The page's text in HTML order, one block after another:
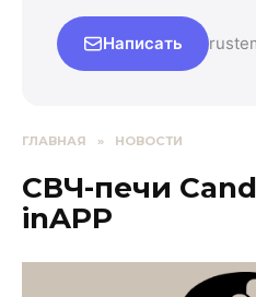
Написать
ГЛАВНАЯ » НОВОСТИ
СВЧ-печи
inAPP